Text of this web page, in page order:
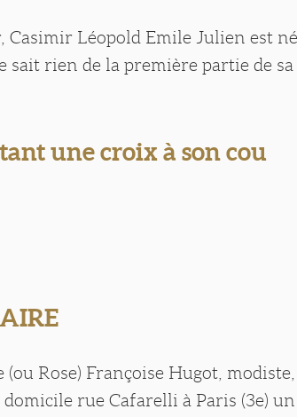
Casimir Léopold Emile Julien est
sait rien de la première partie de sa
une croix à son cou
(ou Rose) Françoise Hugot, modiste,
rue Cafarelli à Paris (3e) un